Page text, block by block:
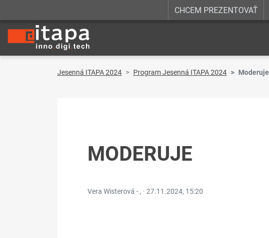
CHCEM PREZENTOVAŤ
Jesenná ITAPA 2024 Program Jesenná ITAPA 2024 Moderuje
MODERUJE
Vera Wisterová - , · 27.11.2024, 15:20